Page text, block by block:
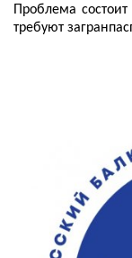
Проблема
требуют